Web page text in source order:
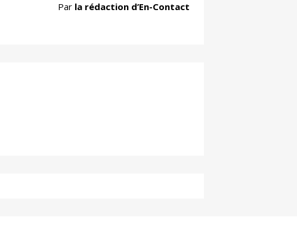
Par la rédaction d’En-Contact